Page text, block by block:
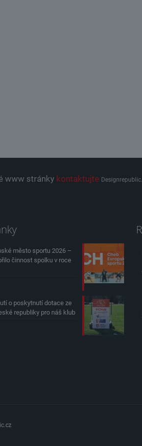
www stránky kontaktujte
město sportu 2026 –
činnost spolku v roce
o poskytnutí dotace ze
republiky pro náš klub